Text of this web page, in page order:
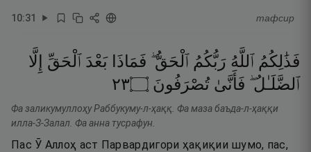
10:31 тафсир
فَذَٰلِكُمُ ٱللَّهُ رَبُّكُمُ ٱلْحَقُّ ۖ فَمَاذَا بَعْدَ ٱلْحَقِّ
إِلَّا
ٱلضَّلَـٰلُ ۖ فَأَنَّىٰ تُصْرَفُونَ ۝٣٢
Фа заликумуллоҳу Раббукуму-л-ҳаққ. Фа маза баъда-л-ҳаққи
илла-З-Залал. Фа анна тусрафун.
Пас Ӯ Аллоҳ аст Парвардигори ҳақиқии шумо, пас,